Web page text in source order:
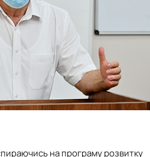
на програму розвитку